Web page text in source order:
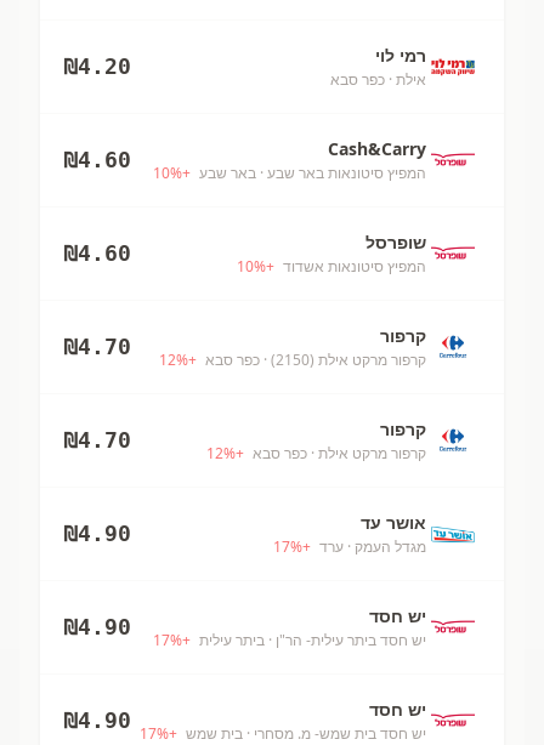
רמי לוי
אילת · כפר סבא
₪4.20
Cash&Carry
המפיץ סיטונאות באר שבע · באר שבע +
10%
₪4.60
שופרסל
המפיץ סיטונאות אשדוד +
10%
₪4.60
קרפור
קרפור מרקט אילת (2150) · כפר סבא +
12%
₪4.70
קרפור
קרפור מרקט אילת · כפר סבא +
12%
₪4.70
אושר עד
מגדל העמק · ערד +
17%
₪4.90
יש חסד
יש חסד ביתר עילית- הר"ן · ביתר עילית +
17%
₪4.90
יש חסד
יש חסד בית שמש- מ. מסחרי · בית שמש +
17%
₪4.90